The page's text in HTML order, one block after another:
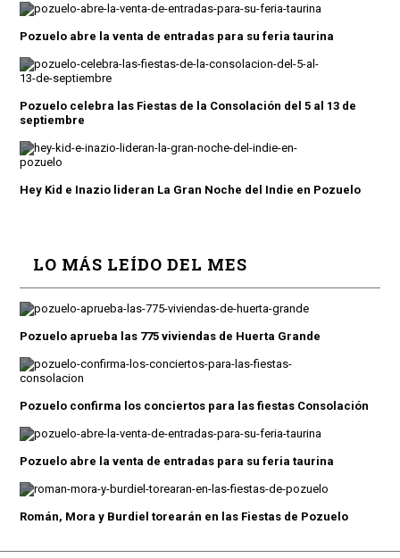
Pozuelo abre la venta de entradas para su feria taurina
Pozuelo celebra las Fiestas de la Consolación del 5 al 13 de
septiembre
Hey Kid e Inazio lideran La Gran Noche del Indie en Pozuelo
LO MÁS LEÍDO DEL MES
Pozuelo aprueba las 775 viviendas de Huerta Grande
Pozuelo confirma los conciertos para las fiestas Consolación
Pozuelo abre la venta de entradas para su feria taurina
Román, Mora y Burdiel torearán en las Fiestas de Pozuelo